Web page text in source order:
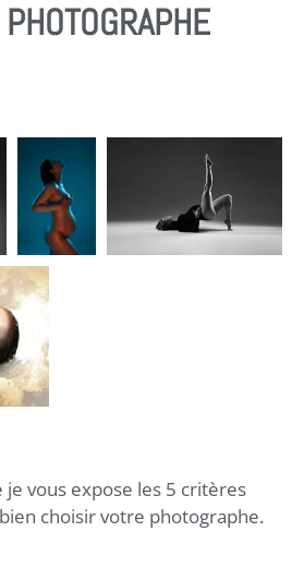
je vous expose les 5 critères
choisir votre photographe.